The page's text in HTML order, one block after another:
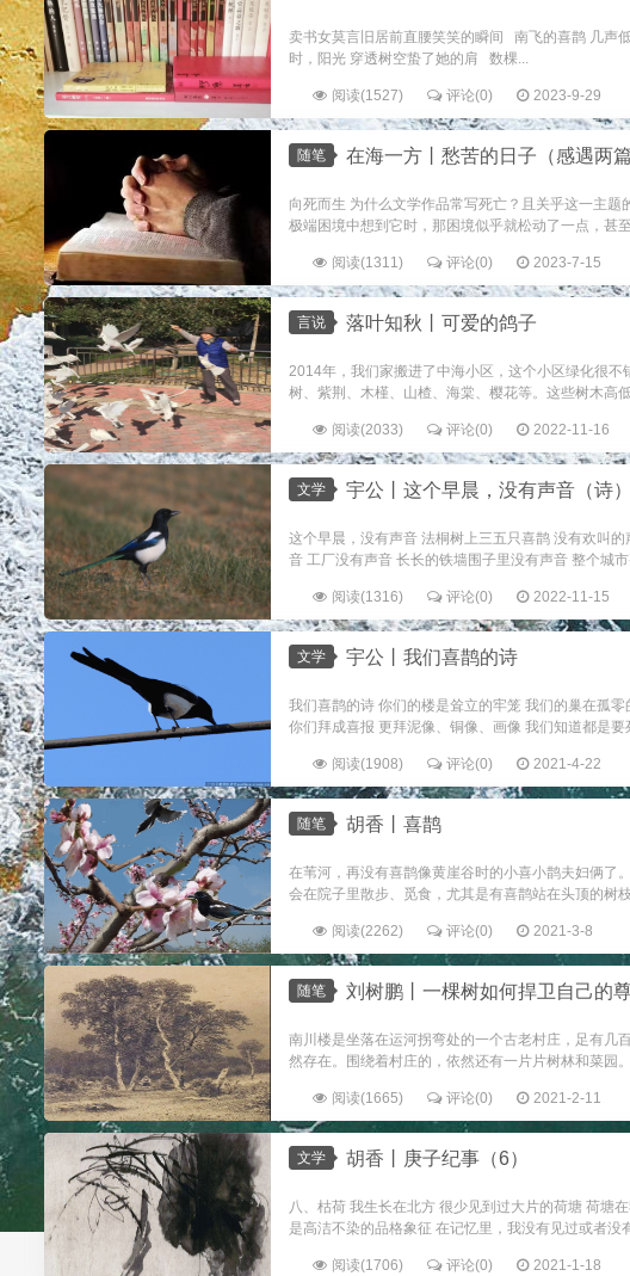
卖书女莫言旧居前直腰笑笑的瞬间 南飞的喜鹊 几声
时，阳光 穿透树空蛰了她的肩 数棵...
阅读(1527) 评论(0) 2023-9-29
随笔 在海一方丨愁苦的日子（感遇两篇
向死而生 为什么文学作品常写死亡？且关乎这一主
极端困境中想到它时，那困境似乎就松动了一点，甚
阅读(1311) 评论(0) 2023-7-15
言说 落叶知秋丨可爱的鸽子
2014年，我们家搬进了中海小区，这个小区绿化很
树、紫荆、木槿、山楂、海棠、樱花等。这些树木高
阅读(2033) 评论(0) 2022-11-16
文学 宇公丨这个早晨，没有声音（诗）
这个早晨，没有声音 法桐树上三五只喜鹊 没有欢叫
音 工厂没有声音 长长的铁墙围子里没有声音 整个城
阅读(1316) 评论(0) 2022-11-15
文学 宇公丨我们喜鹊的诗
我们喜鹊的诗 你们的楼是耸立的牢笼 我们的巢在孤
你们拜成喜报 更拜泥像、铜像、画像 我们知道都是
阅读(1908) 评论(0) 2021-4-22
随笔 胡香丨喜鹊
在苇河，再没有喜鹊像黄崖谷时的小喜小鹊夫妇俩了
会在院子里散步、觅食，尤其是有喜鹊站在头顶的树
阅读(2262) 评论(0) 2021-3-8
随笔 刘树鹏丨一棵树如何捍卫自己的
南川楼是坐落在运河拐弯处的一个古老村庄，足有几
然存在。围绕着村庄的，依然还有一片片树林和菜园
阅读(1665) 评论(0) 2021-2-11
文学 胡香丨庚子纪事（6）
八、枯荷 我生长在北方 很少见到过大片的荷塘 荷塘
是高洁不染的品格象征 在记忆里，我没有见过或者没
阅读(1706) 评论(0) 2021-1-18